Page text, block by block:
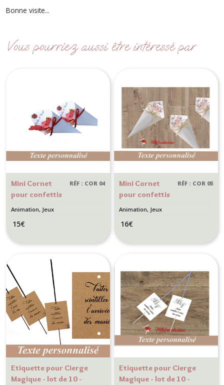
Bonne visite...
Vous pourriez aussi être intéressé par
Mini Cornet
pour confettis
cérémonie -
RÉF : COR 04
Animation, Jeux
15€
Mini Cornet
pour confettis
cérémonie -
RÉF : COR 05
Animation, Jeux
16€
Etiquette pour Cierge
Magique - lot de 10 -
Etiquette pour Cierge
Magique - lot de 10 -